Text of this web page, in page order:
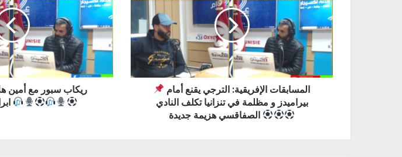
بيراميدز و مظلمة في تنزانيا تكلف النادي